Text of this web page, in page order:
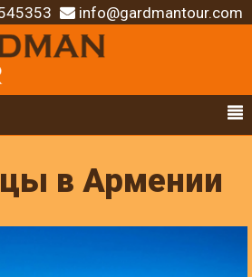
info@gardmantour.com
в Армении